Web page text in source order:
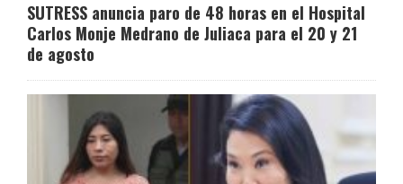
SUTRESS anuncia paro de 48 horas en el Hospital
Carlos Monje Medrano de Juliaca para el 20 y 21
de agosto